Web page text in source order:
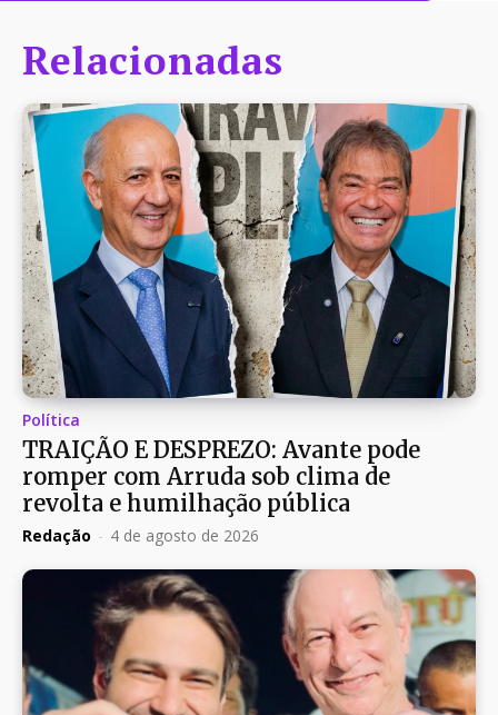
Relacionadas
Política
TRAIÇÃO E DESPREZO: Avante pode
romper com Arruda sob clima de
revolta e humilhação pública
Redação - 4 de agosto de 2026